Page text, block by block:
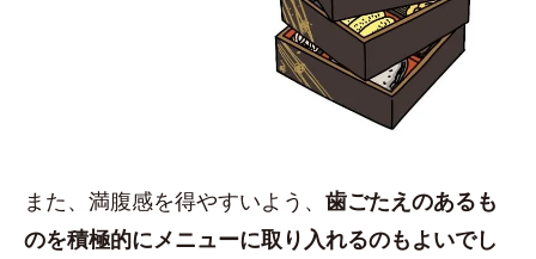
また、満腹感を得やすいよう、 歯ごたえのあるも
のを積極的にメニューに取り入れるのもよいでし